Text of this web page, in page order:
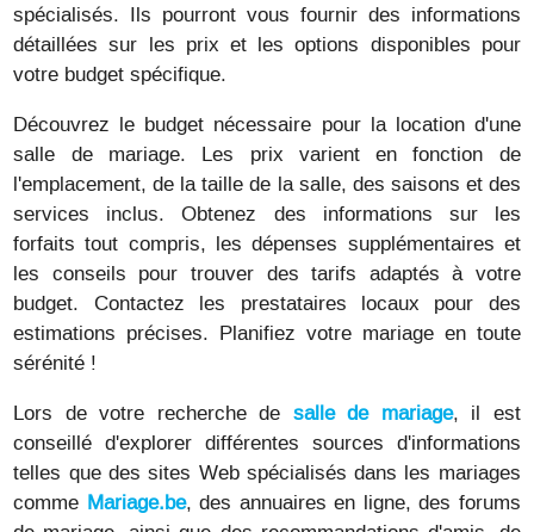
spécialisés. Ils pourront vous fournir des informations
détaillées sur les prix et les options disponibles pour
votre budget spécifique.
Découvrez le budget nécessaire pour la location d'une
salle de mariage. Les prix varient en fonction de
l'emplacement, de la taille de la salle, des saisons et des
services inclus. Obtenez des informations sur les
forfaits tout compris, les dépenses supplémentaires et
les conseils pour trouver des tarifs adaptés à votre
budget. Contactez les prestataires locaux pour des
estimations précises. Planifiez votre mariage en toute
sérénité !
Lors de votre recherche de salle de mariage, il est
conseillé d'explorer différentes sources d'informations
telles que des sites Web spécialisés dans les mariages
comme Mariage.be, des annuaires en ligne, des forums